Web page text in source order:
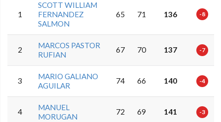
1
SCOTT WILLIAM
FERNANDEZ
SALMON
65 71 136 -8
2
MARCOS PASTOR
RUFIAN
67 70 137 -7
3
MARIO GALIANO
AGUILAR
74 66 140 -4
4
MANUEL
MORUGAN
72 69 141 -3